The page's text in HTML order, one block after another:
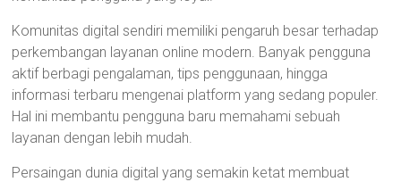
Komunitas digital sendiri memiliki pengaruh besar terhadap
perkembangan layanan online modern. Banyak pengguna
aktif berbagi pengalaman, tips penggunaan, hingga
informasi terbaru mengenai platform yang sedang populer.
Hal ini membantu pengguna baru memahami sebuah
layanan dengan lebih mudah.
Persaingan dunia digital yang semakin ketat membuat